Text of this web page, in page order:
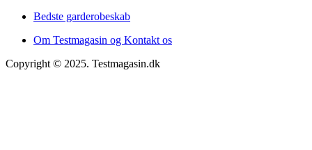
Bedste garderobeskab
Om Testmagasin og Kontakt os
Copyright © 2025. Testmagasin.dk